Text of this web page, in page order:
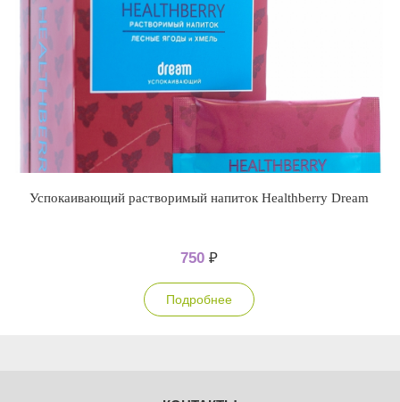
Успокаивающий растворимый напиток Healthberry Dream
750 ₽
Подробнее